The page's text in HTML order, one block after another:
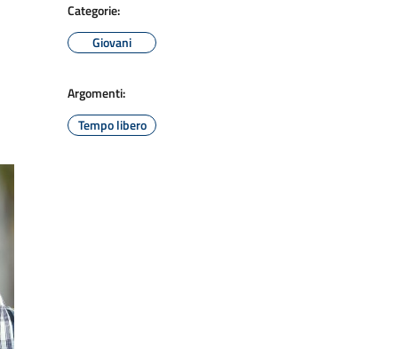
Categorie:
Giovani
Argomenti:
Tempo libero